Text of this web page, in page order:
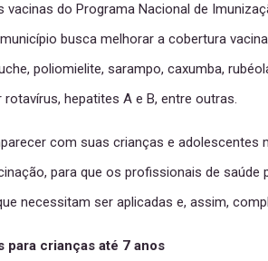
do Programa Nacional de
busca melhorar a cobertura
poliomielite, sarampo, caxumba,
hepatites A e B, entre outras.
com suas crianças e adolescentes
para que os profissionais de
necessitam ser aplicadas e, assim,
para crianças até 7 anos